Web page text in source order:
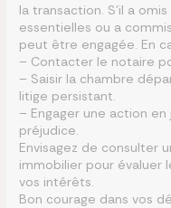
la transaction. S’il a
essentielles ou a
peut être engagée. En
– Contacter le notaire
– Saisir la chambre
litige persistant.
– Engager une action
préjudice.
Envisagez de consulter
immobilier pour évaluer
vos intérêts.
Bon courage dans vos